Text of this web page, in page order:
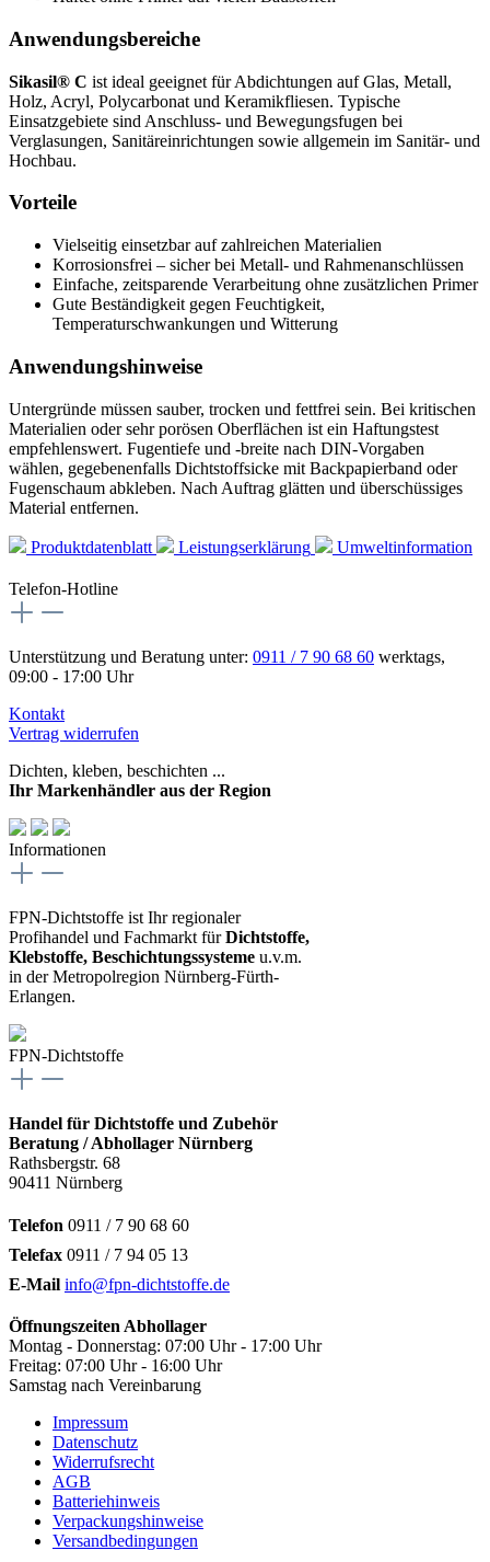
Anwendungsbereiche
Sikasil® C ist ideal geeignet für Abdichtungen auf Glas, Metall,
Holz, Acryl, Polycarbonat und Keramikfliesen. Typische
Einsatzgebiete sind Anschluss- und Bewegungsfugen bei
Verglasungen, Sanitäreinrichtungen sowie allgemein im Sanitär- und
Hochbau.
Vorteile
Vielseitig einsetzbar auf zahlreichen Materialien
Korrosionsfrei – sicher bei Metall- und Rahmenanschlüssen
Einfache, zeitsparende Verarbeitung ohne zusätzlichen Primer
Gute Beständigkeit gegen Feuchtigkeit,
Temperaturschwankungen und Witterung
Anwendungshinweise
Untergründe müssen sauber, trocken und fettfrei sein. Bei kritischen
Materialien oder sehr porösen Oberflächen ist ein Haftungstest
empfehlenswert. Fugentiefe und -breite nach DIN-Vorgaben
wählen, gegebenenfalls Dichtstoffsicke mit Backpapierband oder
Fugenschaum abkleben. Nach Auftrag glätten und überschüssiges
Material entfernen.
Produktdatenblatt Leistungserklärung Umweltinformation
Telefon-Hotline
Unterstützung und Beratung unter: 0911 / 7 90 68 60 werktags,
09:00 - 17:00 Uhr
Kontakt
Vertrag widerrufen
Dichten, kleben, beschichten ...
Ihr Markenhändler aus der Region
Informationen
FPN-Dichtstoffe ist Ihr regionaler
Profihandel und Fachmarkt fürDichtstoffe,
Klebstoffe, Beschichtungssysteme u.v.m.
in der Metropolregion Nürnberg-Fürth-
Erlangen.
FPN-Dichtstoffe
Handel für Dichtstoffe und Zubehör
Beratung / Abhollager Nürnberg
Rathsbergstr. 68
90411 Nürnberg
Telefon 0911 / 7 90 68 60
Telefax 0911 / 7 94 05 13
E-Mail info@fpn-dichtstoffe.de
Öffnungszeiten Abhollager
Montag - Donnerstag: 07:00 Uhr - 17:00 Uhr
Freitag: 07:00 Uhr - 16:00 Uhr
Samstag nach Vereinbarung
Impressum
Datenschutz
Widerrufsrecht
AGB
Batteriehinweis
Verpackungshinweise
Versandbedingungen